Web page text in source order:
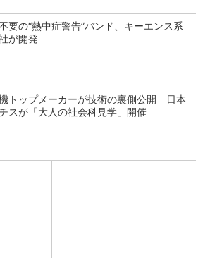
要の“熱中症警告”バンド、キーエンス系
が開発
トップメーカーが技術の裏側公開 日本
スが「大人の社会科見学」開催